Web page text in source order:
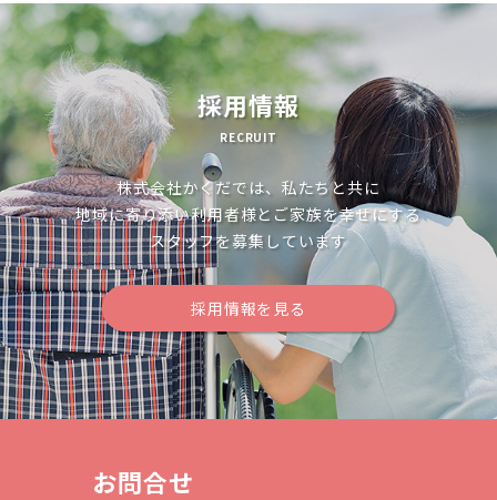
ー
シ
ョ
ン
採用情報
RECRUIT
株式会社かくだでは、私たちと共に
地域に寄り添い利用者様とご家族を幸せにする
スタッフを募集しています
採用情報を見る
お問合せ